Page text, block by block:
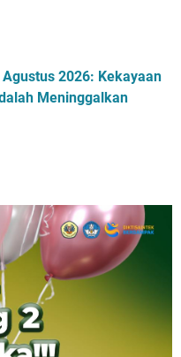
2026: Kekayaan
Meninggalkan